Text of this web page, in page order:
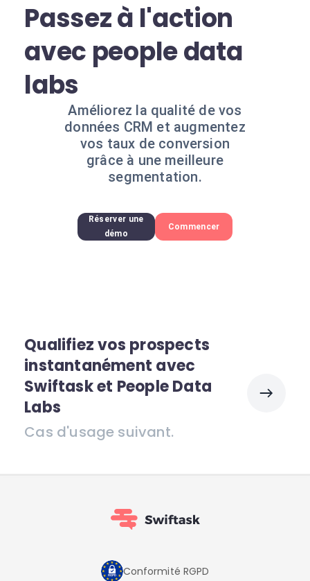
Passez à l'action
avec people data
labs
Améliorez la qualité de vos
données CRM et augmentez
vos taux de conversion
grâce à une meilleure
segmentation.
Réserver une
démo
Commencer
Qualifiez vos prospects
instantanément avec
Swiftask et People Data
Labs
Cas d'usage suivant.
Conformité RGPD